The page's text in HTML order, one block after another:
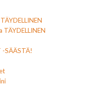
TÄYDELLINEN
-SÄÄSTÄ!